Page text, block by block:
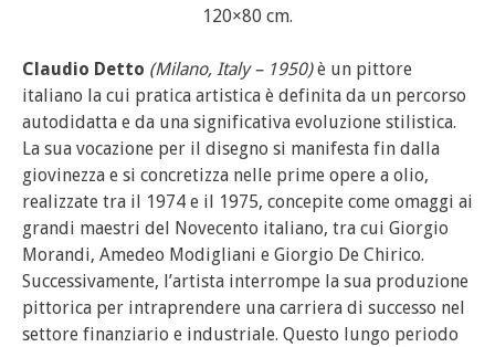
120×80 cm.
Claudio Detto (Milano, Italy – 1950)è un pittore
italiano la cui pratica artistica è definita da un percorso
autodidatta e da una significativa evoluzione stilistica.
La sua vocazione per il disegno si manifesta fin dalla
giovinezza e si concretizza nelle prime opere a olio,
realizzate tra il 1974 e il 1975, concepite come omaggi ai
grandi maestri del Novecento italiano, tra cui Giorgio
Morandi, Amedeo Modigliani e Giorgio De Chirico.
Successivamente, l’artista interrompe la sua produzione
pittorica per intraprendere una carriera di successo nel
settore finanziario e industriale. Questo lungo periodo